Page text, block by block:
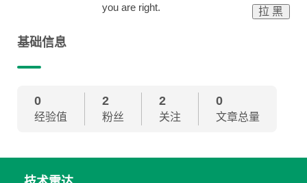
you are right.
拉 黑
基础信息
0
经验值
2
粉丝
2
关注
0
文章总量